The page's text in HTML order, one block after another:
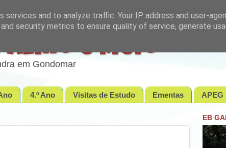
e Meio
em Gondomar
4.º Ano Visitas de Estudo Ementas APEG
EB
and to analyze traffic. Your IP address and user-
security metrics to ensure quality of service, generate